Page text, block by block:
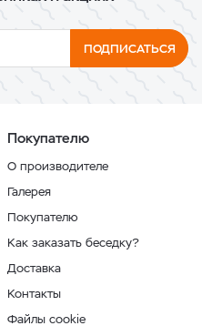
ПОДПИСАТЬСЯ
Покупателю
О производителе
Галерея
Покупателю
Как заказать беседку?
Доставка
Контакты
Файлы cookie